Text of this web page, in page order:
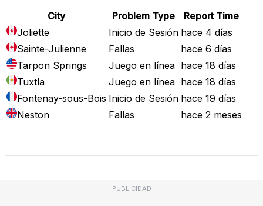
City Problem Type
Report Time
Joliette
Inicio de Sesión hace 4 días
Sainte-Julienne
Fallas
hace 6 días
Tarpon Springs
Juego en línea hace 18 días
Tuxtla
Juego en línea hace 18 días
Fontenay-sous-Bois Inicio de Sesión hace 19 días
Neston
Fallas
hace 2 meses
PUBLICIDAD